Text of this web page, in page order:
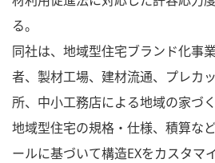
る。
同社は、地域型住宅ブランド化事
者、製材工場、建材流通、プレカ
所、中小工務店による地域の家づ
地域型住宅の規格・仕様、積算な
ールに基づいて構造EXをカスタマ